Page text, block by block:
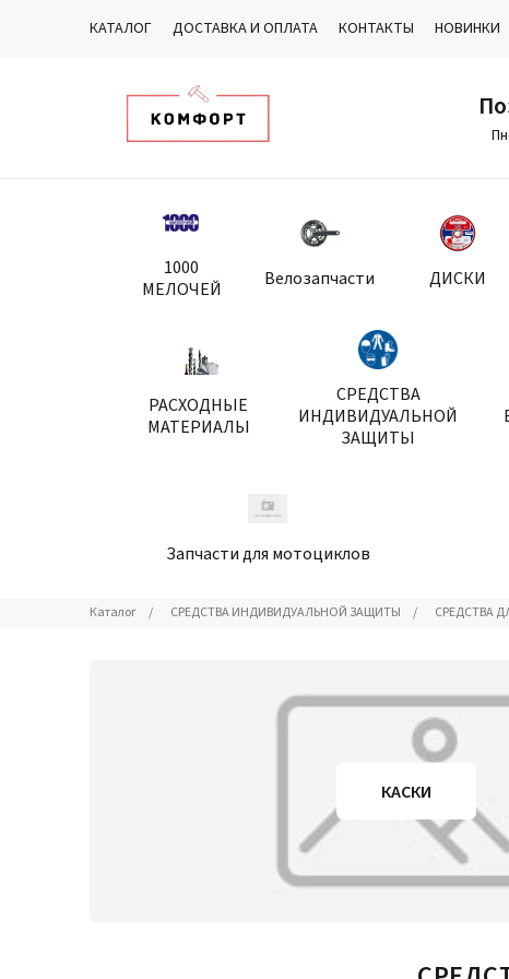
КАТАЛОГ ДОСТАВКА И ОПЛАТА КОНТАКТЫ НОВИНКИ
1000
МЕЛОЧЕЙ
Велозапчасти ДИСКИ
РАСХОДНЫЕ
МАТЕРИАЛЫ
СРЕДСТВА
ИНДИВИДУАЛЬНОЙ
ЗАЩИТЫ
Запчасти для мотоциклов
Каталог / СРЕДСТВА ИНДИВИДУАЛЬНОЙ ЗАЩИТЫ / СРЕДСТВА
КАСКИ